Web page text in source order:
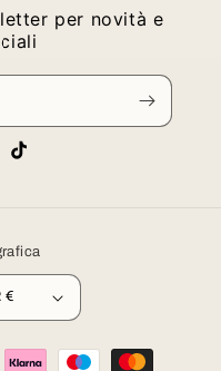
per novità e
TikTok
Austria | EUR €